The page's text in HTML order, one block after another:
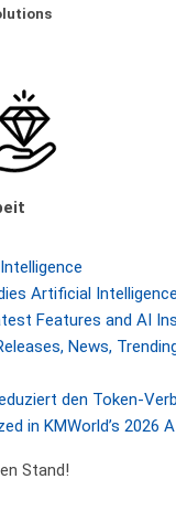
Artificial
Features and AI
News,
den Token-
in KMWorld’s
Stand!